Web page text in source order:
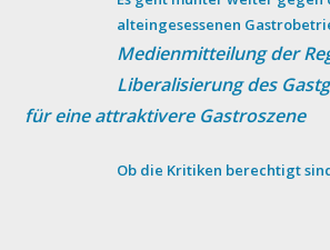
alteingesessenen
Medienmitteilung der
Liberalisierung des
für eine attraktivere Gastroszene
Ob die Kritiken berechtigt